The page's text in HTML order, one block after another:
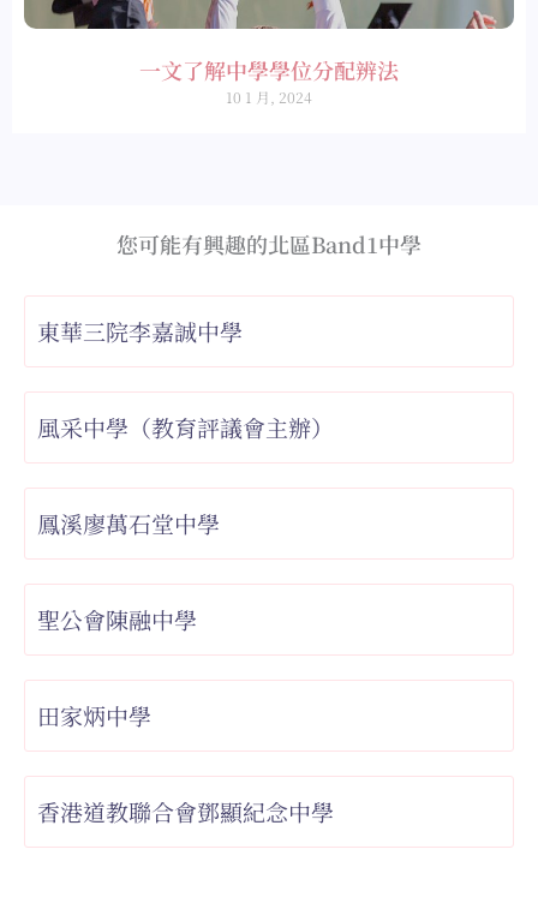
一文了解中學學位分配辨法
10 1 月, 2024
您可能有興趣的北區Band1中學
東華三院李嘉誠中學
風采中學（教育評議會主辦）
鳳溪廖萬石堂中學
聖公會陳融中學
田家炳中學
香港道教聯合會鄧顯紀念中學